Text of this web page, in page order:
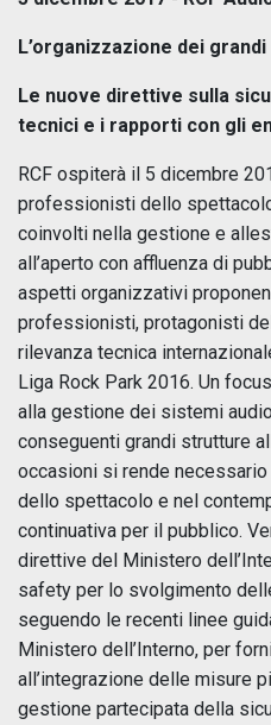
L’organizzazione dei
Le nuove direttive sulla
tecnici e i rapporti con gli
RCF ospiterà il 5 dicembre
professionisti dello
coinvolti nella gestione e
all’aperto con affluenza di
aspetti organizzativi
professionisti, protagonisti
rilevanza tecnica
Liga Rock Park 2016. Un
alla gestione dei sistemi
conseguenti grandi strutture
occasioni si rende
dello spettacolo e nel
continuativa per il pubblico.
direttive del Ministero
safety per lo svolgimento
seguendo le recenti linee
Ministero dell’Interno, per
all’integrazione delle misure
gestione partecipata della